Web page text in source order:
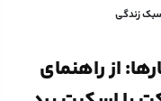
زندگی
از راهنمای